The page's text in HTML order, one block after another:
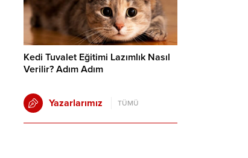
Kedi Tuvalet Eğitimi Lazımlık Nasıl
Verilir? Adım Adım
Yazarlarımız TÜMÜ